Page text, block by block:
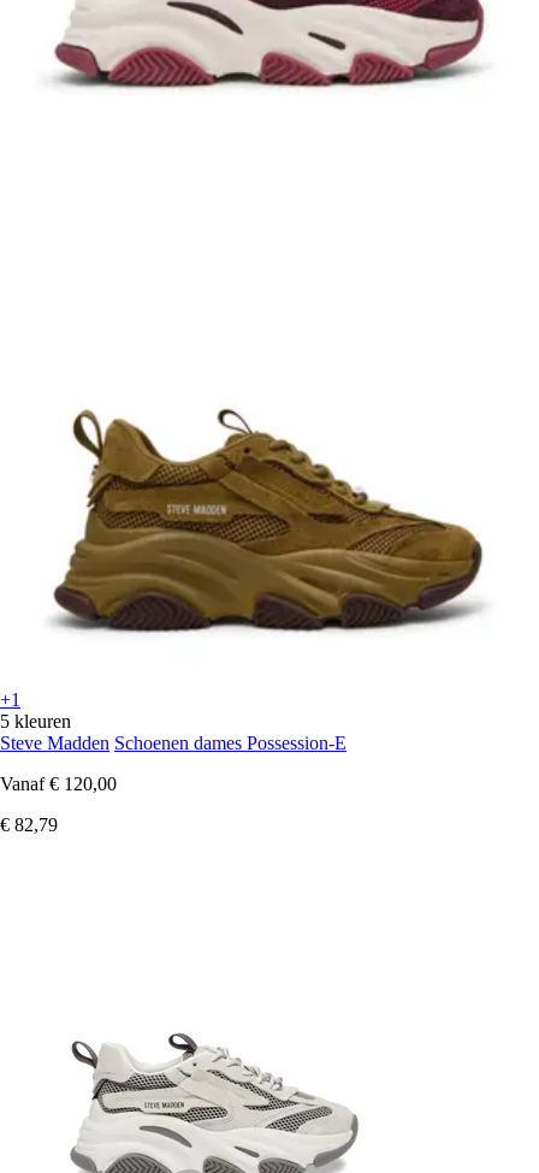
+1
5 kleuren
Steve Madden Schoenen dames Possession-E
Vanaf € 120,00
€ 82,79